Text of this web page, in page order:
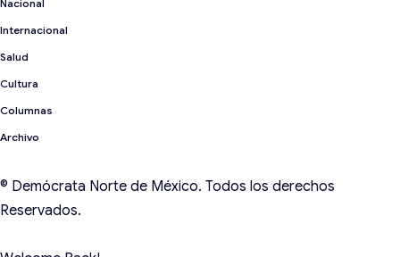
Nacional
Internacional
Salud
Cultura
Archivo
© Demócrata Norte de México. Todos los derechos
Reservados.